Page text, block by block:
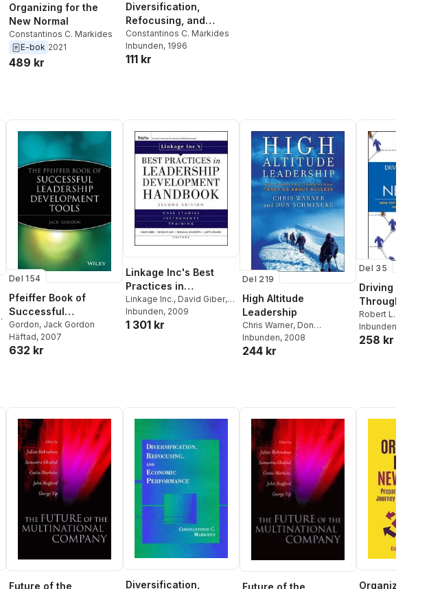
Organizing for the
New Normal
Constantinos C. Markides
E-bok 2021
489 kr
Diversification,
Refocusing, and
Economic
Performance
Constantinos C. Markides
Inbunden, 1996
111 kr
,
Del 154
Pfeiffer Book of
Successful
Leadership
Development Tools
Gordon, Jack Gordon
Häftad, 2007
632 kr
Linkage Inc's Best
Practices in
Leadership
Development
Handbook
Linkage Inc., David Giber,
Samuel M. Lam,
Goldsmith
Inbunden, 2009
1 301 kr
Del 219
High Altitude
Leadership
Chris Warner, Don
Schmincke
Inbunden, 2008
244 kr
Del 35
Driving
Through
Networks
Robert L. Cross
Thomas
Inbunden
258 kr
Future of the Diversification, Future of the Organizing